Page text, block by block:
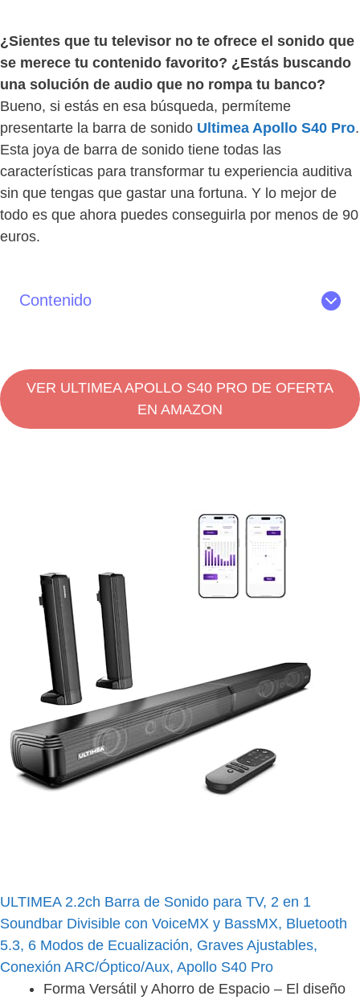
¿Sientes que tu televisor no te ofrece el sonido que
se merece tu contenido favorito? ¿Estás buscando
una solución de audio que no rompa tu banco?
Bueno, si estás en esa búsqueda, permíteme
presentarte la barra de sonido Ultimea Apollo S40 Pro.
Esta joya de barra de sonido tiene todas las
características para transformar tu experiencia auditiva
sin que tengas que gastar una fortuna. Y lo mejor de
todo es que ahora puedes conseguirla por menos de 90
euros.
Contenido
Lo Peor
Características de la barra de sonido Ultimea Apollo
S40 Pro
Tecnología
Especificaciones de la Ultimea Apollo S40 Pro
¿Para quién es la Ultimea Apollo S40 pro?
Vídeo de la Ultimea Apollo S40 Pro
Dónde comprar la Ultimea Apollo S40 Pro de oferta en
España
Preguntas Frecuentes sobre la Ultimea Apollo S40
(F.A.Q.)
u003cstrongu003e¿La barra de sonido Ultimea
Apollo S40 Pro es compatible con Bluetooth?
u003c/strongu003eu003cbru003e
u003cstrongu003epara colocarla de diferentes
formas?u003c/strongu003e
u003cstrongu003e¿La Ultimea Apollo S40
Prou003c/strongu003e u003cstrongu003eadmite
Dolby Atmos o DTS?u003c/strongu003e
VER ULTIMEA APOLLO S40 PRO DE OFERTA
EN AMAZON
ULTIMEA 2.2ch Barra de Sonido para TV, 2 en 1
Soundbar Divisible con VoiceMX y BassMX, Bluetooth
5.3, 6 Modos de Ecualización, Graves Ajustables,
Conexión ARC/Óptico/Aux, Apollo S40 Pro
Forma Versátil y Ahorro de Espacio – El diseño